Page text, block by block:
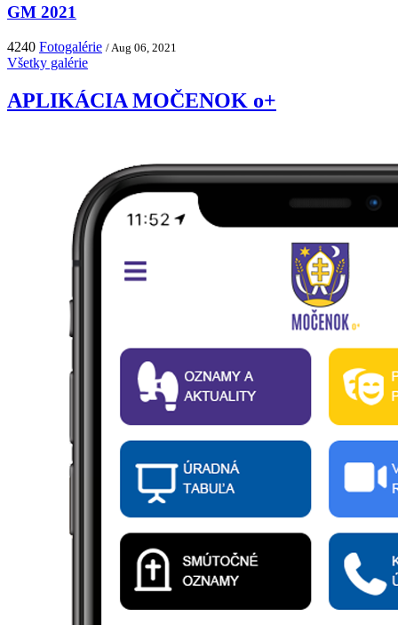
GM 2021
4240 Fotogalérie / Aug 06, 2021
Všetky galérie
APLIKÁCIA MOČENOK o+